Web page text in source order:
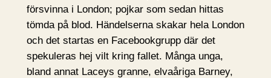
försvinna i London; pojkar som sedan hittas
tömda på blod. Händelserna skakar hela London
och det startas en Facebookgrupp där det
spekuleras hej vilt kring fallet. Många unga,
bland annat Laceys granne, elvaåriga Barney,